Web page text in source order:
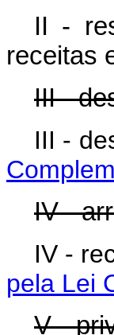
II -
receitas
III -
III -
IV -
IV -
pela Lei
V -